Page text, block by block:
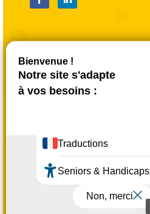
Mentions légales
CGU
Plan du site